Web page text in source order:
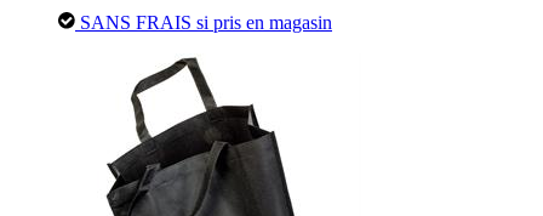
SANS FRAIS si pris en magasin